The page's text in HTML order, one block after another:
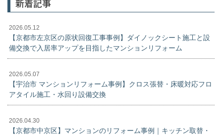
新着記事
2026.05.12
【京都市左京区の原状回復工事事例】ダイノックシート施工と設
備交換で入居率アップを目指したマンションリフォーム
2026.05.07
【宇治市 マンションリフォーム事例】クロス張替・床暖対応フロ
アタイル施工・水回り設備交換
2026.04.30
【京都市中京区】マンションのリフォーム事例｜キッチン取替・